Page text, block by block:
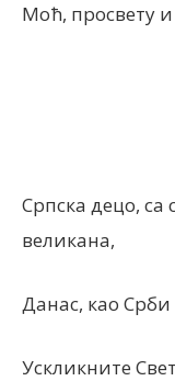
Моћ, просвету и
Српска децо, са
великана,
Данас, као
Ускликните